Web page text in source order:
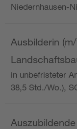
Niedernhausen-
Ausbilderin
in unbefristeter
38,5 Std./Wo.),